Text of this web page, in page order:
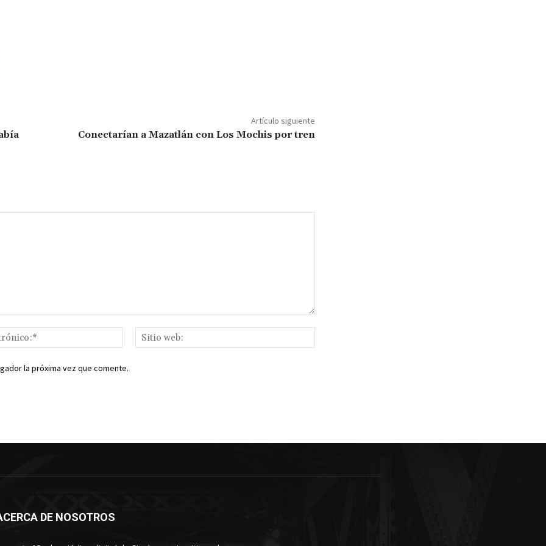
Artículo siguiente
Conectarían a Mazatlán con Los Mochis por tren
Correo
electrónico:*
web:
la próxima vez que comente.
DE NOSOTROS